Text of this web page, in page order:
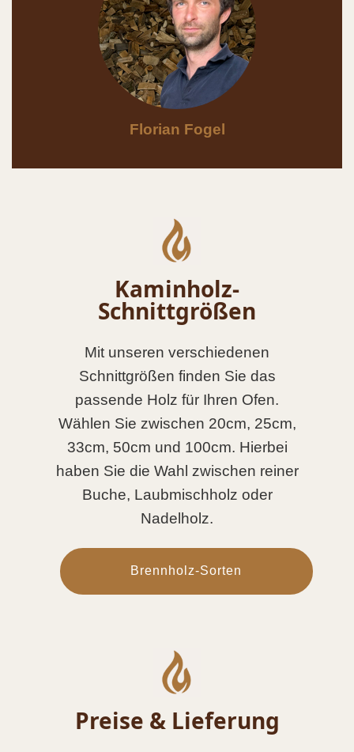
Florian Fogel
Kaminholz-
Schnittgrößen
Mit unseren verschiedenen
Schnittgrößen finden Sie das
passende Holz für Ihren Ofen.
Wählen Sie zwischen 20cm, 25cm,
33cm, 50cm und 100cm. Hierbei
haben Sie die Wahl zwischen reiner
Buche, Laubmischholz oder
Nadelholz.
Brennholz-Sorten
Preise & Lieferung